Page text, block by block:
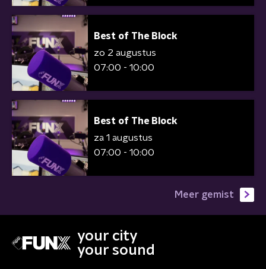
Best of The Block
zo 2 augustus
07:00 - 10:00
Best of The Block
za 1 augustus
07:00 - 10:00
Meer gemist
your city
your sound